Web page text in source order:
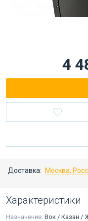
4
Доставка: Москва,
Характеристики
Назначение: Вок / Казан /